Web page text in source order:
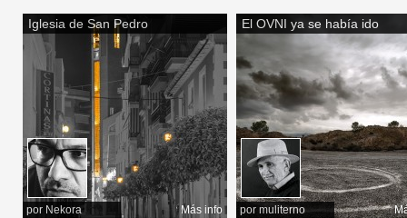
Iglesia de San Pedro
por Nekora Más info
El OVNI ya se había ido
por muliterno